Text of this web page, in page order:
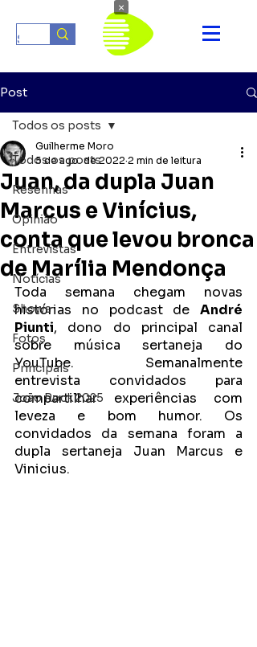
Post
Todos os posts
Resenhas
Opinião
Entrevistas
Notícias
Shows
Fotos
Principais
João Rock 2025
Todos os posts
Juan, da dupla Juan
Marcus e Vinícius,
conta que levou bronca
de Marília Mendonça
Guilherme Moro
5 de ago. de 2022 2 min de leitura
Toda semana chegam novas
histórias no podcast de André
Piunti, dono do principal canal
sobre música sertaneja do
YouTube. Semanalmente
entrevista convidados para
compartilhar experiências com
leveza e bom humor. Os
convidados da semana foram a
dupla sertaneja Juan Marcus e
Vinicius.
×